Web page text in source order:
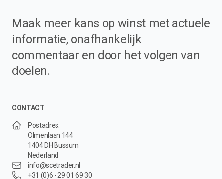
Maak meer kans op winst met actuele
informatie, onafhankelijk
commentaar en door het volgen van
doelen.
CONTACT
Postadres:
Olmenlaan 144
1404 DH Bussum
Nederland
info@scetrader.nl
+31 (0)6 - 29 01 69 30